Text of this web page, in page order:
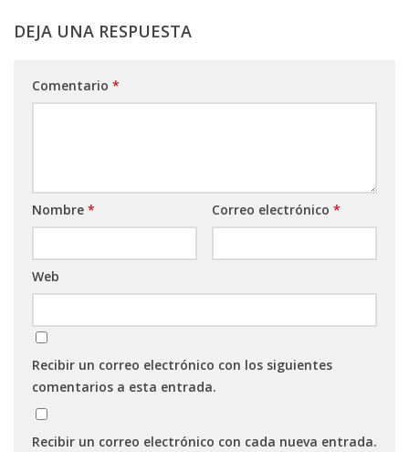
DEJA UNA RESPUESTA
Comentario *
Nombre * Correo electrónico *
Web
Recibir un correo electrónico con los siguientes
comentarios a esta entrada.
Recibir un correo electrónico con cada nueva entrada.